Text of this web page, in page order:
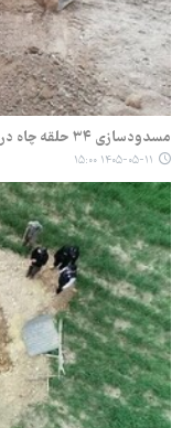
مسدودسازی ۳۴ حلقه چاه در خراسان جنوبی
۱۴۰۵-۰۵-۱۱ ۱۵:۰۰